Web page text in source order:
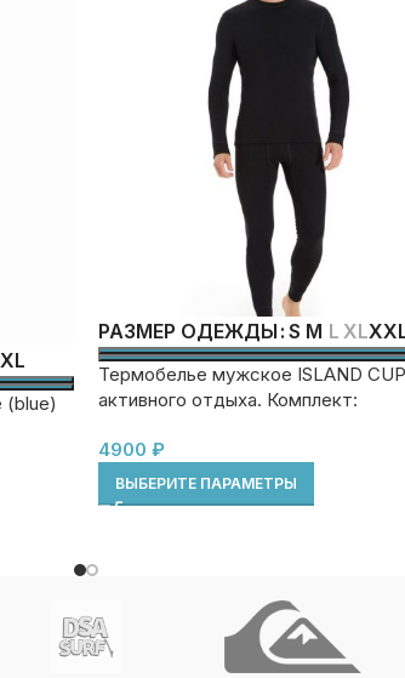
XL
(blue)
РАЗМЕР ОДЕЖДЫ S M L XL
Термобелье мужское ISLAND
активного отдыха. Комплект:
4900 ₽
ВЫБЕРИТЕ ПАРАМЕТРЫ